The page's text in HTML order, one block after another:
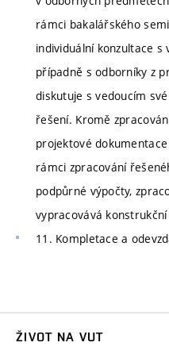
rámci bakalářského
individuální konzultace
případně s odborníky z
diskutuje s vedoucím
řešení. Kromě
projektové
rámci zpracování
podpůrné výpočty,
vypracovává
11. Kompletace a
ŽIVOT NA VUT